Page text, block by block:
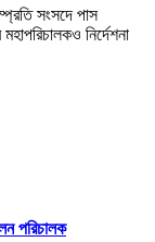
সংসদে পাস
নির্দেশনা
পরিচালক